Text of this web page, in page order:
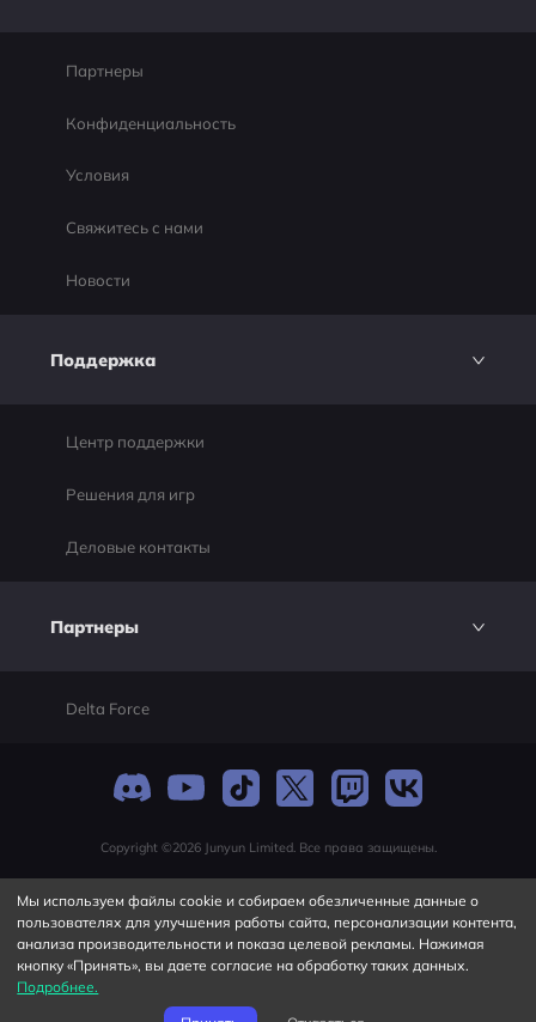
Партнеры
Конфиденциальность
Условия
Свяжитесь с нами
Новости
Поддержка
Центр поддержки
Решения для игр
Деловые контакты
Партнеры
Delta Force
Copyright ©2026 Junyun Limited. Все права защищены.
Мы используем файлы cookie и собираем обезличенные данные о
пользователях для улучшения работы сайта, персонализации контента,
анализа производительности и показа целевой рекламы. Нажимая
кнопку «Принять», вы даете согласие на обработку таких данных.
Подробнее.